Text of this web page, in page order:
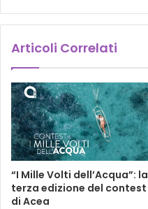
Articoli Correlati
“I Mille Volti dell’Acqua”: la
terza edizione del contest
di Acea